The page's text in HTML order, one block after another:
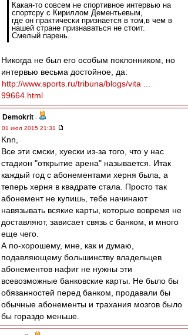
Какая-то совсем не спортивное интервью на
спортсру с Кириллом Дементьевым,
где он практически признается в том,в чем в
нашей стране признаваться не стоит.
Смелый парень.
Никогда не был его особым поклонником, но
интервью весьма достойное, да:
http://www.sports.ru/tribuna/blogs/vita ...
99664.html
Demokrit -
01 июл 2015 21:31
Knn,
Все эти смски, хуески из-за того, что у нас
стадион "открытие арена" называется. Итак
каждый год с абонементами херня была, а
теперь херня в квадрате стала. Просто так
абонемент не купишь, тебе начинают
навязывать всякие карты, которые вовремя не
доставляют, зависает связь с банком, и много
еще чего.
А по-хорошему, мне, как и думаю,
подавляющему большинству владельцев
абонементов нафиг не нужны эти
всевозможные банковские карты. Не было бы
обязанностей перед банком, продавали бы
обычные абонементы и трахания мозгов было
бы гораздо меньше.